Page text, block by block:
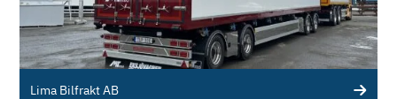
Lima Bilfrakt AB